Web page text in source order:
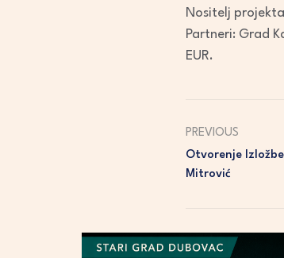
Nositelj
Partneri: Grad
EUR.
PREVIOUS
Otvorenje
Mitrović